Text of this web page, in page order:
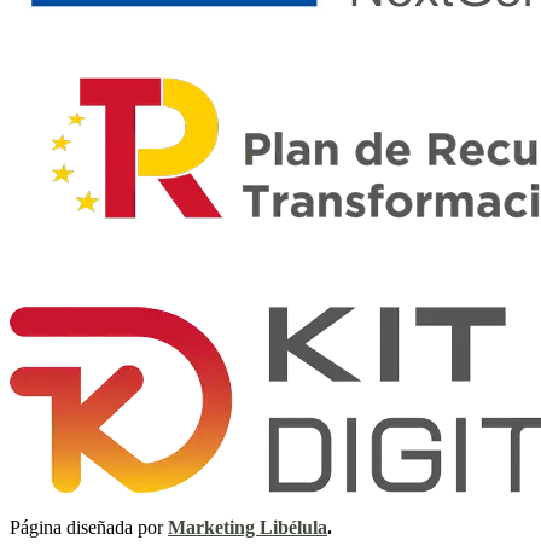
Página diseñada porMarketing Libélula.